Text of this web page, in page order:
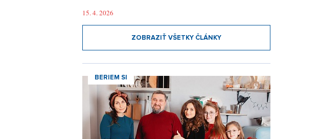
15. 4. 2026
ZOBRAZIŤ VŠETKY ČLÁNKY
BERIEM SI